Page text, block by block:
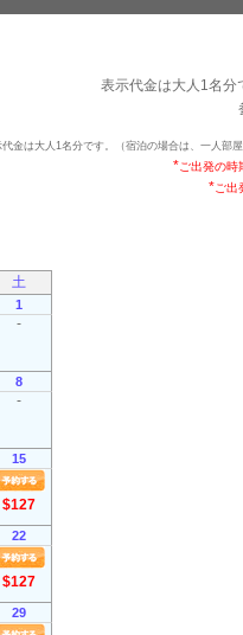
表示代金は大人1名分
代金は大人1名分です。（宿泊の場合は、一人部
*ご出発の時
*ご出
土
1
-
8
-
15
$127
22
$127
29